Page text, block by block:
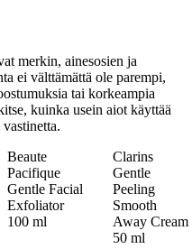
merkin, ainesosien ja
ei välttämättä ole parempi,
tai korkeampia
kuinka usein aiot käyttää
Beaute
Pacifique
Gentle Facial
Exfoliator
100 ml
Clarins
Gentle
Peeling
Smooth
Away Cream
50 ml